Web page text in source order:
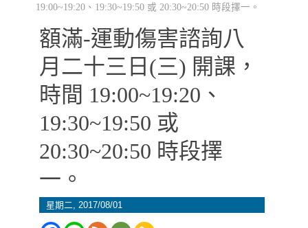
19:00~19:20、19:30~19:50 或 20:30~20:50 時段擇一。
額滿-運動傷害諮詢八
月二十三日(三) 開課，
時間 19:00~19:20、
19:30~19:50 或
20:30~20:50 時段擇
一。
星期二, 2017/08/01